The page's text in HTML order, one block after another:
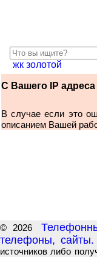
жк золотой
С Вашего IP адреса
В случае если это
описанием Вашей
© 2026
телефоны, сайты.
источников либо